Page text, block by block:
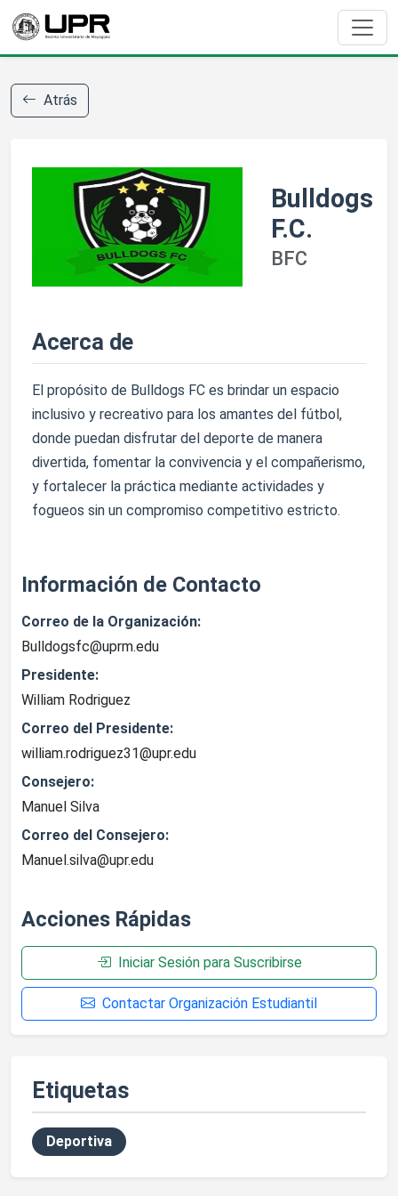
Atrás
Bulldogs
F.C.
BFC
Acerca de
El propósito de Bulldogs FC es brindar un espacio
inclusivo y recreativo para los amantes del fútbol,
donde puedan disfrutar del deporte de manera
divertida, fomentar la convivencia y el compañerismo,
y fortalecer la práctica mediante actividades y
fogueos sin un compromiso competitivo estricto.
Información de Contacto
Correo de la Organización:
Bulldogsfc@uprm.edu
Presidente:
William Rodriguez
Correo del Presidente:
william.rodriguez31@upr.edu
Consejero:
Manuel Silva
Correo del Consejero:
Manuel.silva@upr.edu
Acciones Rápidas
Iniciar Sesión para Suscribirse
Contactar Organización Estudiantil
Etiquetas
Deportiva